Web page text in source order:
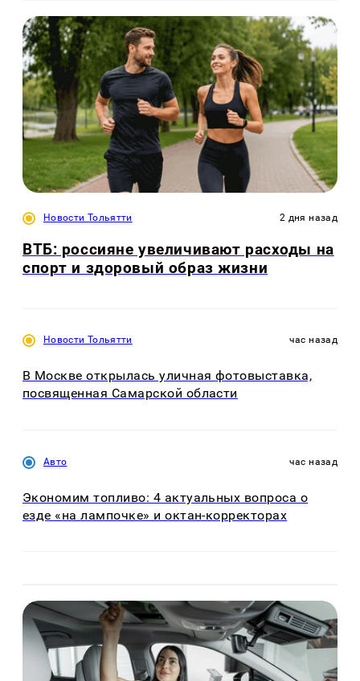
Новости Тольятти 2 дня назад
ВТБ: россияне увеличивают расходы на
спорт и здоровый образ жизни
Новости Тольятти час назад
В Москве открылась уличная фотовыставка,
посвященная Самарской области
Авто час назад
Экономим топливо: 4 актуальных вопроса о
езде «на лампочке» и октан-корректорах